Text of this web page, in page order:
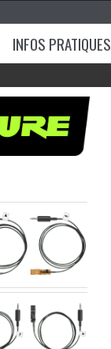
INFOS PRATIQUES